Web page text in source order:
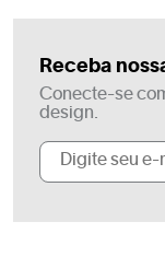
Receba
Conecte-se
design.